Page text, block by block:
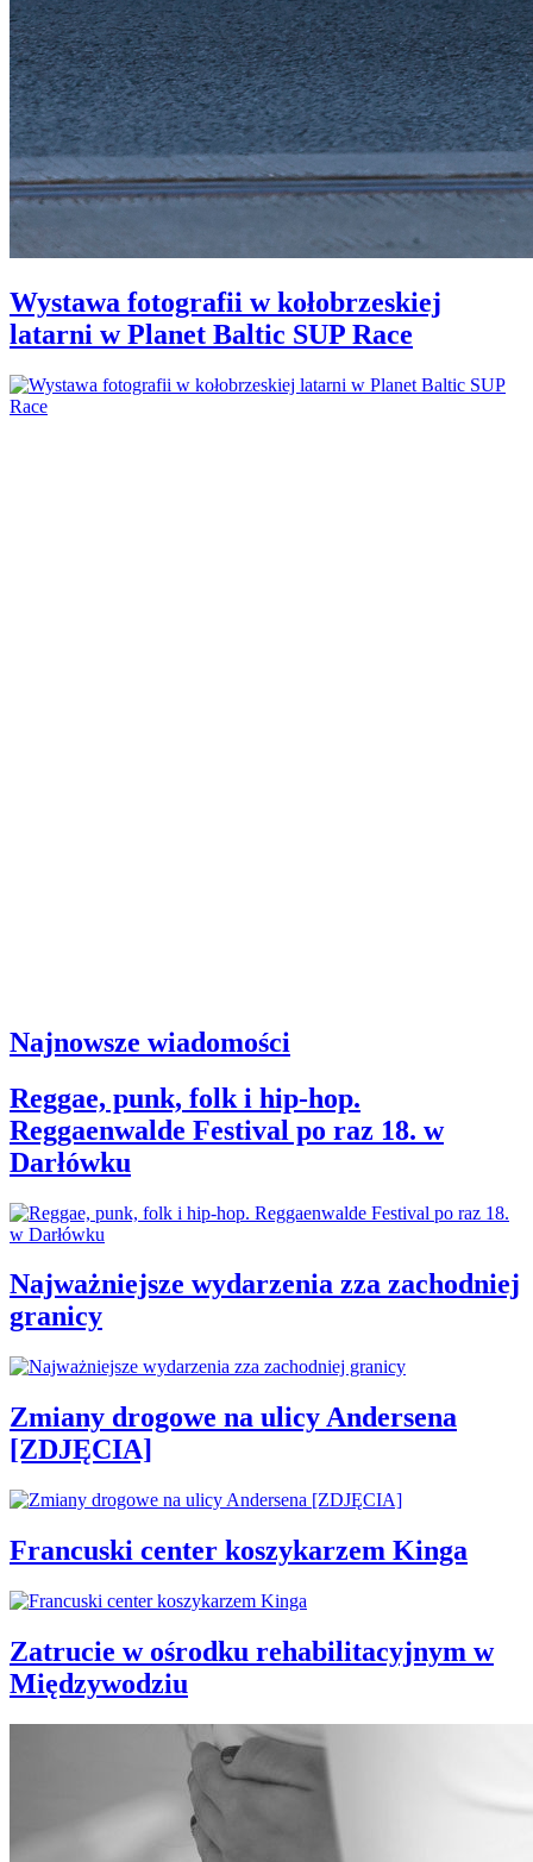
Wystawa fotografii w kołobrzeskiej
latarni w Planet Baltic SUP Race
Najnowsze wiadomości
Reggae, punk, folk i hip-hop.
Reggaenwalde Festival po raz 18. w
Darłówku
Najważniejsze wydarzenia zza zachodniej
granicy
Zmiany drogowe na ulicy Andersena
[ZDJĘCIA]
Francuski center koszykarzem Kinga
Zatrucie w ośrodku rehabilitacyjnym w
Międzywodziu